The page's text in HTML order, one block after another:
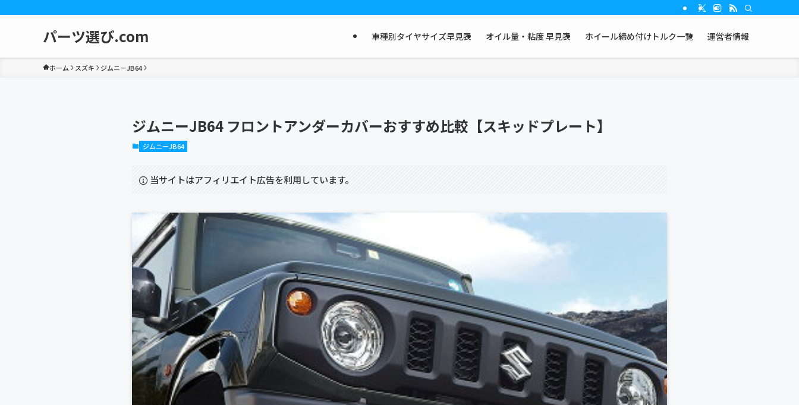
パーツ選び.com 車種別タイヤサイズ早見表 オイル量・粘度 早見表 ホイール締め付けトルク一覧 運営者情報
ホーム スズキ ジムニーJB64
ジムニーJB64 フロントアンダーカバーおすすめ比較【スキッドプレート】
ジムニーJB64
当サイトはアフィリエイト広告を利用しています。